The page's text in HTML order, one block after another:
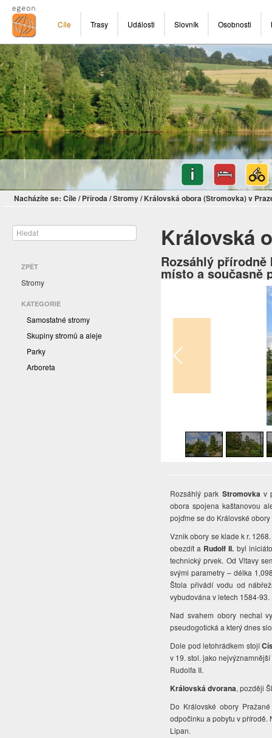
Cíle Trasy Události Slovník Osobnosti
Nacházíte se: Cíle/ Příroda/Stromy/ Královská obora (Stromovka) v
ZPĚT
Stromy
KATEGORIE
Samostatné stromy
Skupiny stromů a aleje
Parky
Arboreta
Královská
Rozsáhlý
místo a současně
Rozsáhlý park Stromovka v
obora spojena kaštanovou
pojďme se do Královské
Vznik obory se klade k r.
obezdít a Rudolf II. byl
technický prvek. Od Vltavy
svými parametry – délka
Štola přivádí vodu od
vybudována v letech 1584-93.
Nad svahem obory nechal
pseudogotická a který dnes
Dole pod letohrádkem stojí
v 19. stol. jako
Rudolfa II.
Královská dvorana, později
Do Královské obory
odpočinku a pobytu v přírodě.
Lipan.